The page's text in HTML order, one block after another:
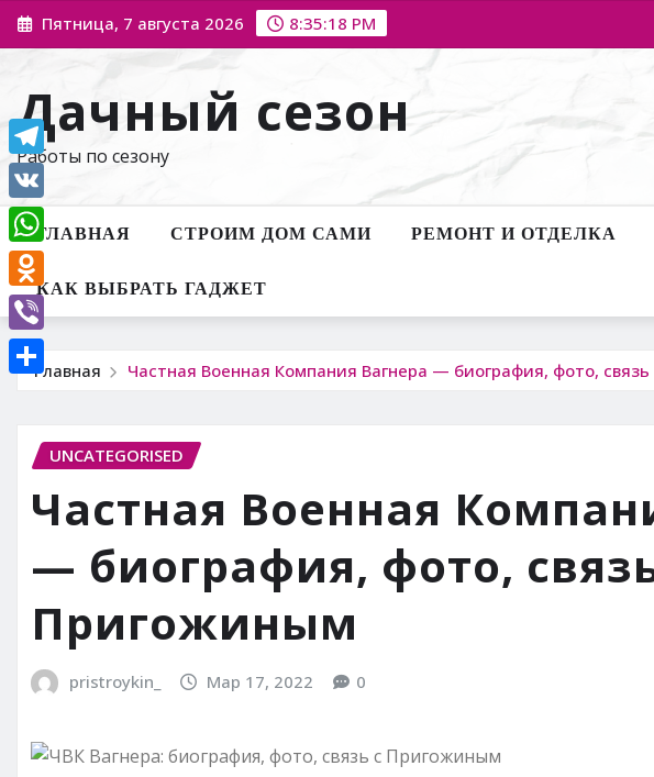
Перейти
к
Пятница, 7 августа 2026 8:35:19 PM
Дачный сезон
Работы по сезону
ГЛАВНАЯ СТРОИМ ДОМ САМИ РЕМОНТ И ОТДЕЛКА
КАК ВЫБРАТЬ ГАДЖЕТ
Главная Частная Военная Компания Вагнера — биография, фото,
UNCATEGORISED
Частная Военная
— биография, фото,
Пригожиным
pristroykin_ Мар 17, 2022 0
Telegram
VK
WhatsApp
Odnoklassniki
Viber